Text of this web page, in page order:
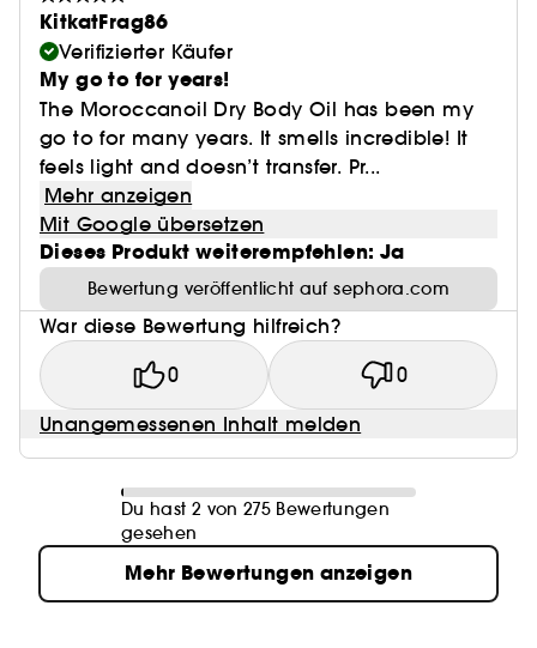
KitkatFrag86
Verifizierter Käufer
My go to for years!
The Moroccanoil Dry Body Oil has been my
go to for many years. It smells incredible! It
feels light and doesn’t transfer. Pr...
Mehr anzeigen
Mit Google übersetzen
Dieses Produkt weiterempfehlen: Ja
Bewertung veröffentlicht auf sephora.com
War diese Bewertung hilfreich?
0 0
Unangemessenen Inhalt melden
Du hast 2 von 275 Bewertungen
gesehen
Mehr Bewertungen anzeigen